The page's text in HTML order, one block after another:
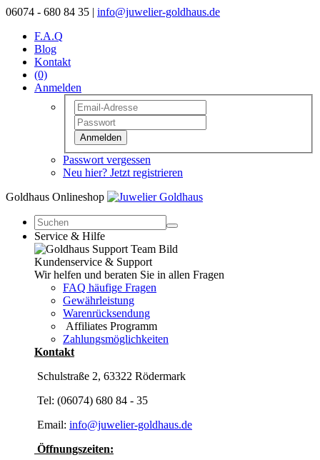
06074 - 680 84 35 | info@juwelier-goldhaus.de
F.A.Q
Blog
Kontakt
(0)
Anmelden
Anmelden
Passwort vergessen
Neu hier? Jetzt registrieren
Goldhaus Onlineshop
Service & Hilfe
Kundenservice & Support
Wir helfen und beraten Sie in allen Fragen
FAQ häufige Fragen
Gewährleistung
Warenrücksendung
Affiliates Programm
Zahlungsmöglichkeiten
Kontakt
Schulstraße 2, 63322 Rödermark
Tel: (06074) 680 84 - 35
Email: info@juwelier-goldhaus.de
Öffnungszeiten: